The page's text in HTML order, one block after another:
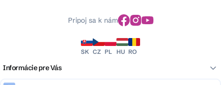
Pripoj sa k nám
SK CZ PL HU RO
Informácie pre Vás